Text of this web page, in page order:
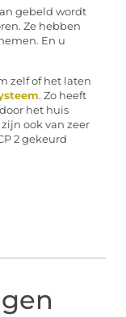
gebeld wordt
Ze hebben
En u
zelf of het laten
. Zo heeft
het huis
ook van zeer
2 gekeurd